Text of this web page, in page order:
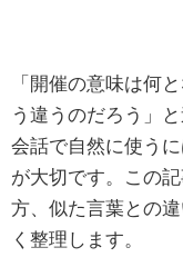
「開催の意味は何
う違うのだろう」
会話で自然に使う
が大切です。この
方、似た言葉との
く整理します。